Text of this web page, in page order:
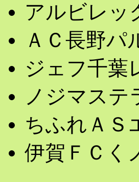
アルビレッ
ＡＣ長野パ
ジェフ千葉
ノジマステ
ちふれＡＳ
伊賀ＦＣく